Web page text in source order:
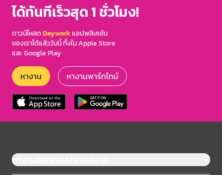
ได้ทันทีเร็วสุด 1 ชั่วโมง!
ดาวน์โหลดDayworkแอปพลิเคชัน
ของเราได้แล้ววันนี้ ทั้งใน Apple Store
และ Google Play
หางาน หางานพาร์ทไทม์
หางานแยกตามประเภทงาน